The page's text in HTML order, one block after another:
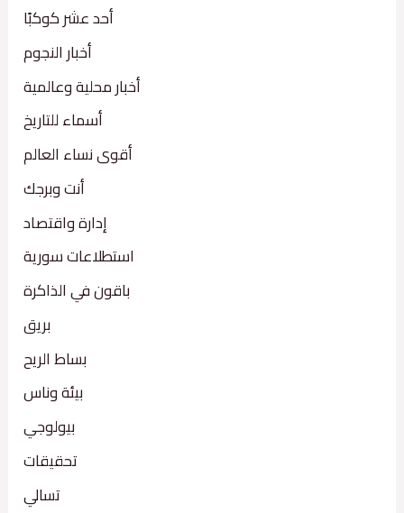
أحد عشر كوكبًا
أخبار النجوم
أخبار محلية وعالمية
أسماء للتاريخ
أقوى نساء العالم
أنت وبرجك
إدارة واقتصاد
استطلاعات سورية
باقون في الذاكرة
بريق
بساط الريح
بيئة وناس
بيولوجي
تحقيقات
تسالي